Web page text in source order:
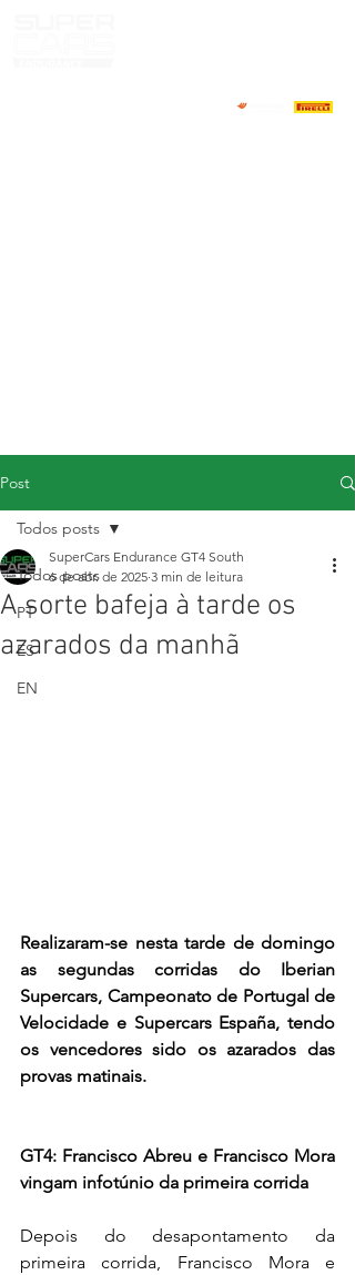
Post
Todos posts
PT
ES
EN
Todos posts
A sorte bafeja à tarde os
azarados da manhã
SuperCars Endurance GT4 South
6 de abr. de 2025 3 min de leitura
Realizaram-se nesta tarde de domingo
as segundas corridas do Iberian
Supercars, Campeonato de Portugal de
Velocidade e Supercars España, tendo
os vencedores sido os azarados das
provas matinais.
GT4: Francisco Abreu e Francisco Mora
vingam infotúnio da primeira corrida
Depois do desapontamento da
primeira corrida, Francisco Mora e